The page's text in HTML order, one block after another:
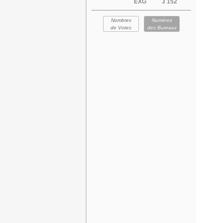
EXG 3 152
Nombres
de Votes
Numéros
des Bureaux